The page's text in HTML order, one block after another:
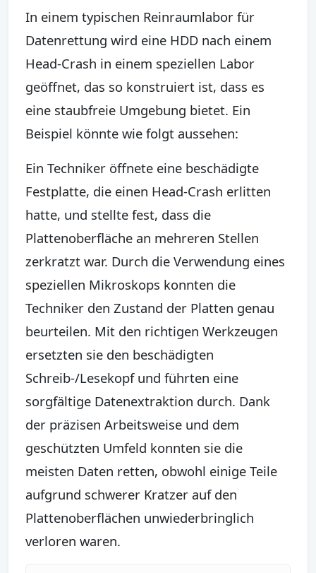
In einem typischen Reinraumlabor für
Datenrettung wird eine HDD nach einem
Head-Crash in einem speziellen Labor
geöffnet, das so konstruiert ist, dass es
eine staubfreie Umgebung bietet. Ein
Beispiel könnte wie folgt aussehen:
Ein Techniker öffnete eine beschädigte
Festplatte, die einen Head-Crash erlitten
hatte, und stellte fest, dass die
Plattenoberfläche an mehreren Stellen
zerkratzt war. Durch die Verwendung eines
speziellen Mikroskops konnten die
Techniker den Zustand der Platten genau
beurteilen. Mit den richtigen Werkzeugen
ersetzten sie den beschädigten
Schreib-/Lesekopf und führten eine
sorgfältige Datenextraktion durch. Dank
der präzisen Arbeitsweise und dem
geschützten Umfeld konnten sie die
meisten Daten retten, obwohl einige Teile
aufgrund schwerer Kratzer auf den
Plattenoberflächen unwiederbringlich
verloren waren.